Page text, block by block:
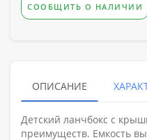
СООБЩИТЬ О НАЛИЧИИ
ОПИСАНИЕ
Детский ланчбокс с
преимуществ. Емкость